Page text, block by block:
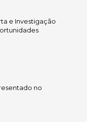
e Investigação
no